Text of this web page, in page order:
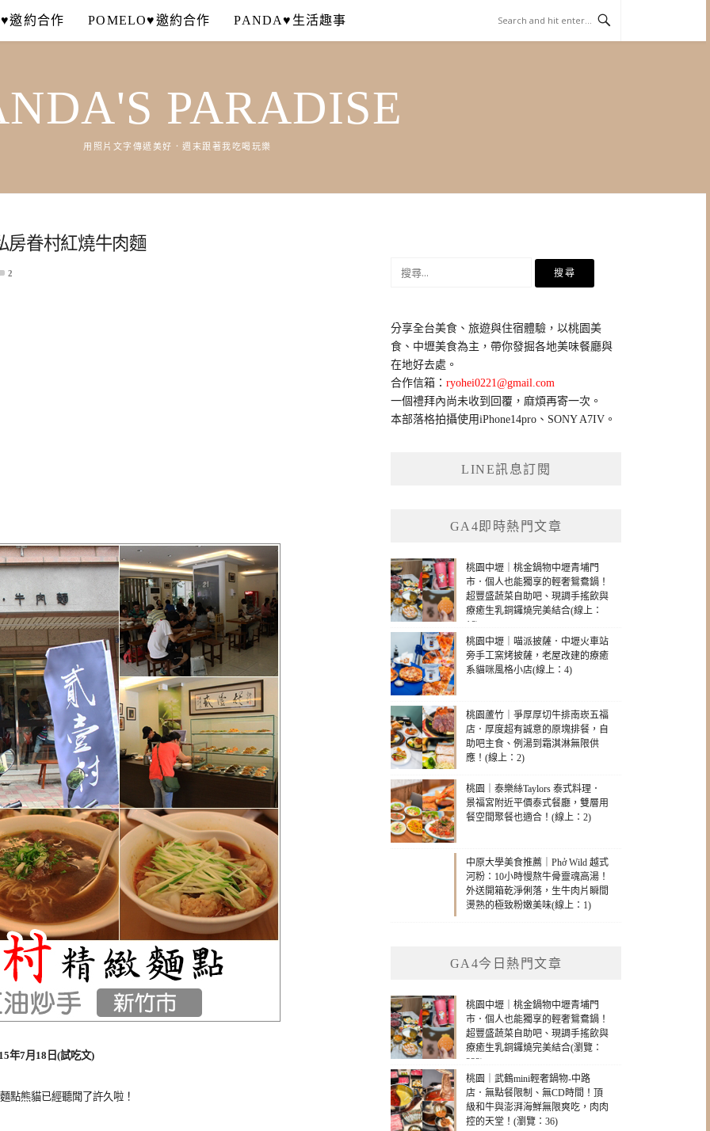
邀約合作 POMELO♥邀約合作 PANDA♥生活趣事
PARADISE
用照片文字傳遞美好．週末跟著我吃喝玩樂
房眷村紅燒牛肉麵
2
年7月18日(試吃文)
點熊貓已經聽聞了許久啦！
鍵
字:
分享全台美食、旅遊與住宿體驗，以桃園美
食、中壢美食為主，帶你發掘各地美味餐廳與
在地好去處。
合作信箱：ryohei0221@gmail.com
一個禮拜內尚未收到回覆，麻煩再寄一次。
本部落格拍攝使用iPhone14pro、SONY A7IV。
LINE訊息訂閱
GA4即時熱門文章
桃園中壢｜桃金鍋物中壢青埔門
市．個人也能獨享的輕奢鴛鴦鍋！
超豐盛蔬菜自助吧、現調手搖飲與
療癒生乳銅鑼燒完美結合(線上：
16)
桃園中壢｜喵派披薩．中壢火車站
旁手工窯烤披薩，老屋改建的療癒
系貓咪風格小店(線上：4)
桃園蘆竹｜爭厚厚切牛排南崁五福
店．厚度超有誠意的原塊排餐，自
助吧主食、例湯到霜淇淋無限供
應！(線上：2)
桃園｜泰樂絲Taylors 泰式料理．
景福宮附近平價泰式餐廳，雙層用
餐空間聚餐也適合！(線上：2)
中原大學美食推薦｜Phở Wild 越式
河粉：10小時慢熬牛骨靈魂高湯！
外送開箱乾淨俐落，生牛肉片瞬間
燙熟的極致粉嫩美味(線上：1)
GA4今日熱門文章
桃園中壢｜桃金鍋物中壢青埔門
市．個人也能獨享的輕奢鴛鴦鍋！
超豐盛蔬菜自助吧、現調手搖飲與
療癒生乳銅鑼燒完美結合(瀏覽：
232)
桃園｜武鶴mini輕奢鍋物-中路
店．無點餐限制、無CD時間！頂
級和牛與澎湃海鮮無限爽吃，肉肉
控的天堂！(瀏覽：36)